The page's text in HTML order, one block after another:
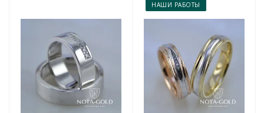
НАШИ РАБОТЫ